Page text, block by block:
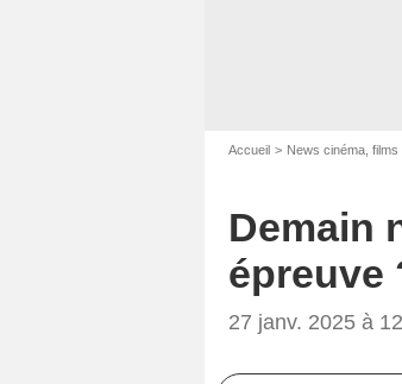
Accueil News cinéma,
Demain
épreuve
27 janv. 2025 à